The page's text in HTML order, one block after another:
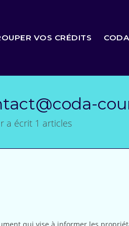
VOS CRÉDITS
a écrit 1 articles